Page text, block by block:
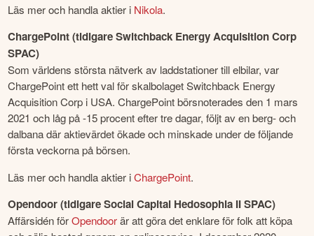
Läs mer och handla aktier i Nikola.
ChargePoint (tidigare Switchback Energy Acquisition Corp
SPAC)
Som världens största nätverk av laddstationer till elbilar, var
ChargePoint ett hett val för skalbolaget Switchback Energy
Acquisition Corp i USA. ChargePoint börsnoterades den 1 mars
2021 och låg på -15 procent efter tre dagar, följt av en berg- och
dalbana där aktievärdet ökade och minskade under de följande
första veckorna på börsen.
Läs mer och handla aktier i ChargePoint.
Opendoor (tidigare Social Capital Hedosophia II SPAC)
Affärsidén för Opendoor är att göra det enklare för folk att köpa